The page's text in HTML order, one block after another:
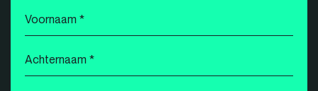
Voornaam
*
Achternaam
*